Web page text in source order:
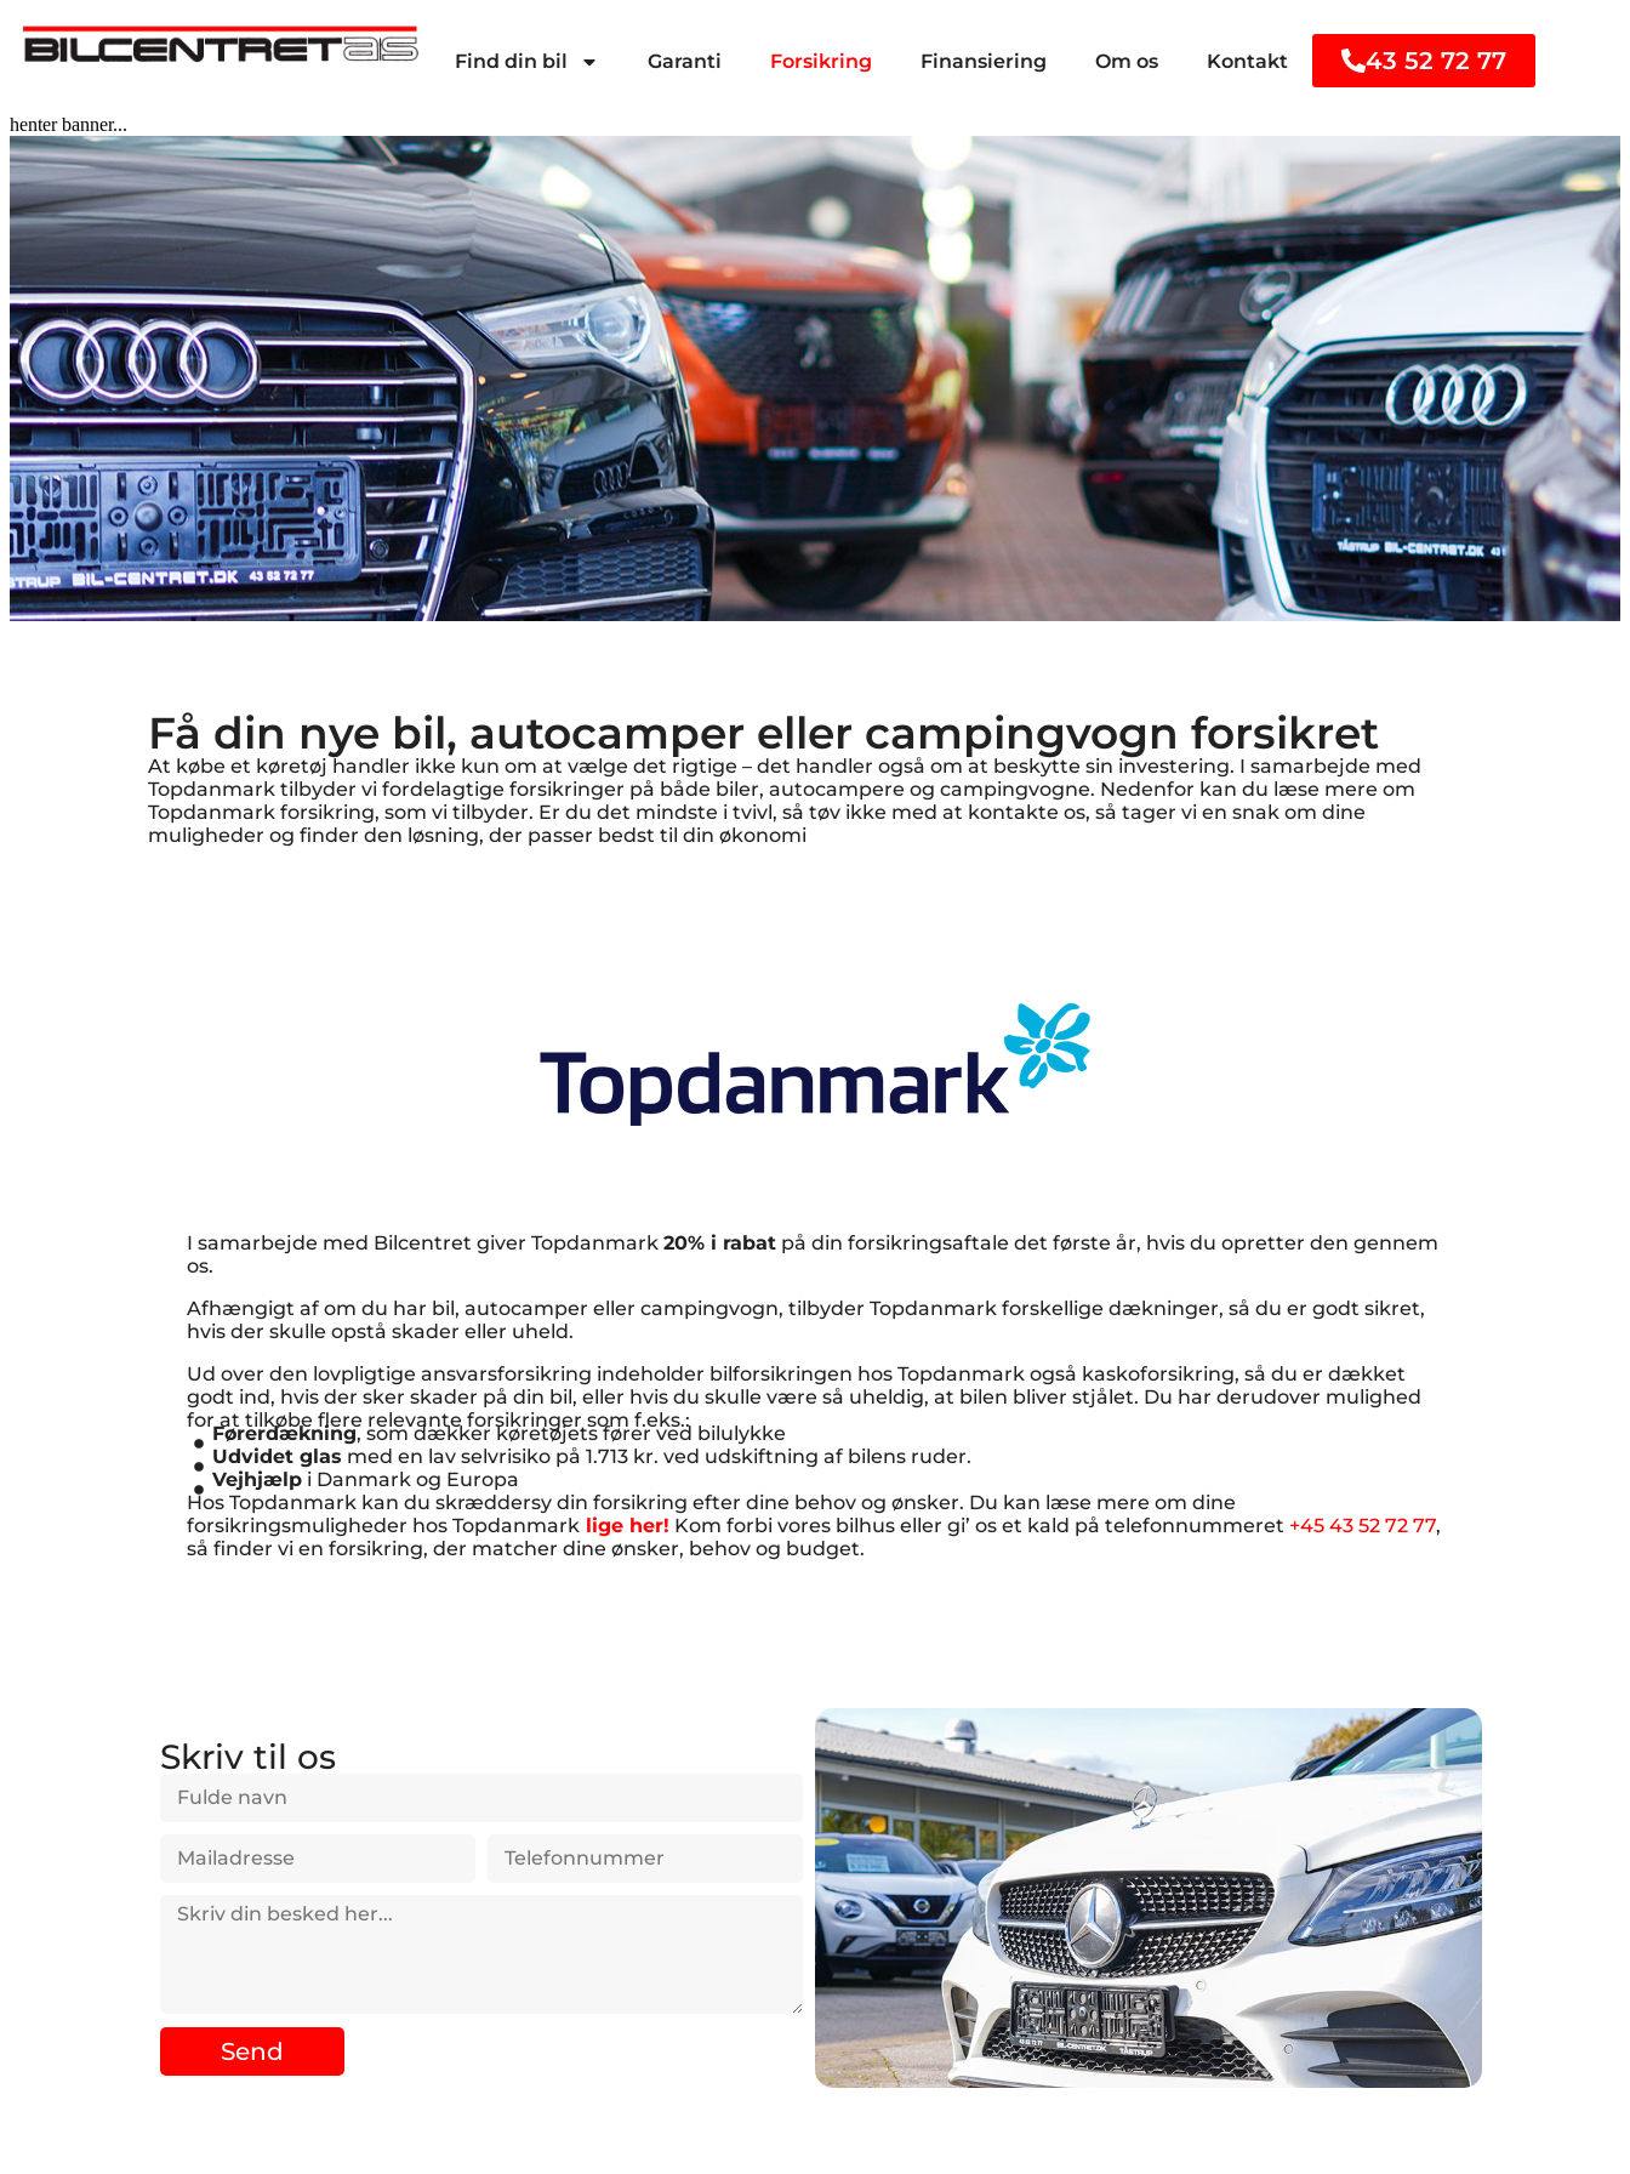
Find din bil Garanti Forsikring Finansiering Om os Kontakt 43 52 72 77
henter banner...
Få din nye bil, autocamper eller campingvogn forsikret
At købe et køretøj handler ikke kun om at vælge det rigtige – det handler også om at beskytte sin investering. I samarbejde med
Topdanmark tilbyder vi fordelagtige forsikringer på både biler, autocampere og campingvogne. Nedenfor kan du læse mere om
Topdanmark forsikring, som vi tilbyder. Er du det mindste i tvivl, så tøv ikke med at kontakte os, så tager vi en snak om dine
muligheder og finder den løsning, der passer bedst til din økonomi
I samarbejde med Bilcentret giver Topdanmark 20% i rabat på din forsikringsaftale det første år, hvis du opretter den gennem
os.
Afhængigt af om du har bil, autocamper eller campingvogn, tilbyder Topdanmark forskellige dækninger, så du er godt sikret,
hvis der skulle opstå skader eller uheld.
Ud over den lovpligtige ansvarsforsikring indeholder bilforsikringen hos Topdanmark også kaskoforsikring, så du er dækket
godt ind, hvis der sker skader på din bil, eller hvis du skulle være så uheldig, at bilen bliver stjålet. Du har derudover mulighed
for at tilkøbe flere relevante forsikringer som f.eks.:
Førerdækning, som dækker køretøjets fører ved bilulykke
Udvidet glas med en lav selvrisiko på 1.713 kr. ved udskiftning af bilens ruder.
Vejhjælp i Danmark og Europa
Hos Topdanmark kan du skræddersy din forsikring efter dine behov og ønsker. Du kan læse mere om dine
forsikringsmuligheder hos Topdanmark lige her! Kom forbi vores bilhus eller gi’ os et kald på telefonnummeret +45 43 52 72 77,
så finder vi en forsikring, der matcher dine ønsker, behov og budget.
Skriv til os
Send